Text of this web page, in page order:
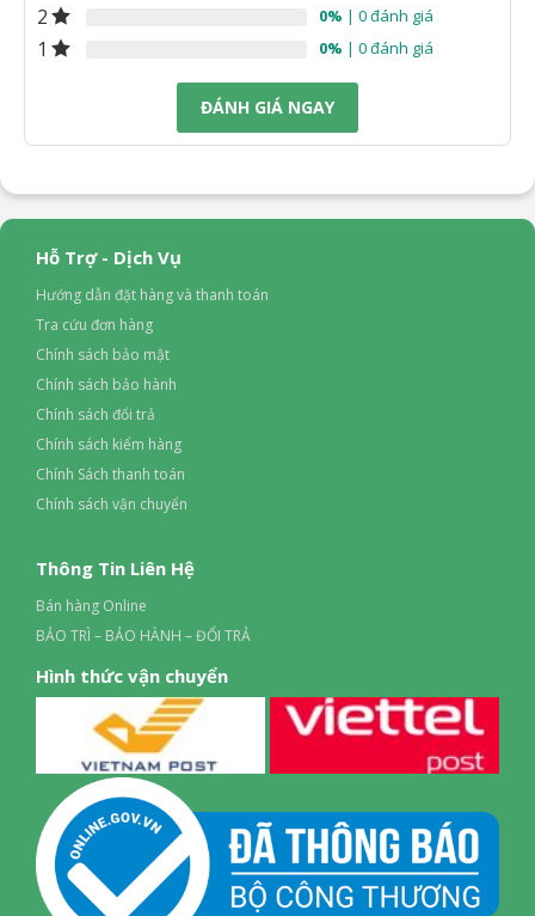
2 0% | 0 đánh giá
1 0% | 0 đánh giá
ĐÁNH GIÁ NGAY
Hỗ Trợ - Dịch Vụ
Hướng dẫn đặt hàng và thanh toán
Tra cứu đơn hàng
Chính sách bảo mật
Chính sách bảo hành
Chính sách đổi trả
Chính sách kiểm hàng
Chính Sách thanh toán
Chính sách vận chuyển
Thông Tin Liên Hệ
Bán hàng Online
BẢO TRÌ – BẢO HÀNH – ĐỔI TRẢ
Hình thức vận chuyển